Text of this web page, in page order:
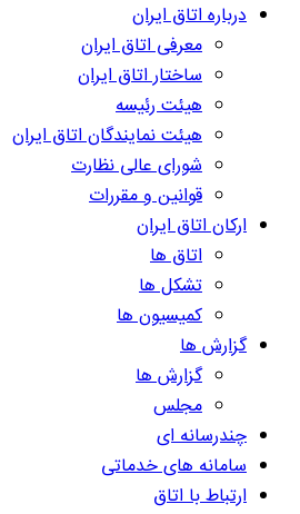
درباره اتاق ایران
معرفی اتاق ایران
ساختار اتاق ایران
هیئت رئیسه
هیئت نمایندگان اتاق ایران
شورای عالی نظارت
قوانین و مقررات
ارکان اتاق ایران
اتاق ها
تشکل ها
کمیسیون ها
گزارش ها
گزارش ها
مجلس
چندرسانه ای
سامانه های خدماتی
ارتباط با اتاق